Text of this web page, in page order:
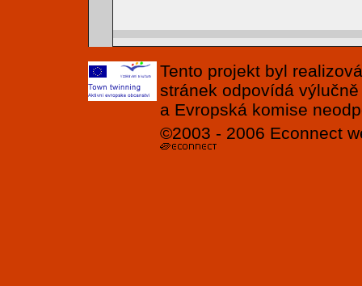
Tento projekt byl
stránek odpovídá
a Evropská komise
©2003 - 2006 Econnect